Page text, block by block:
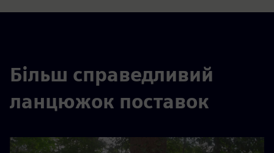
Більш справедливий
ланцюжок поставок